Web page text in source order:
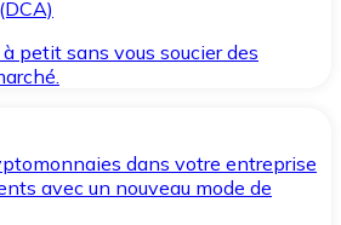
petit sans vous soucier des
dans votre entreprise
avec un nouveau mode de